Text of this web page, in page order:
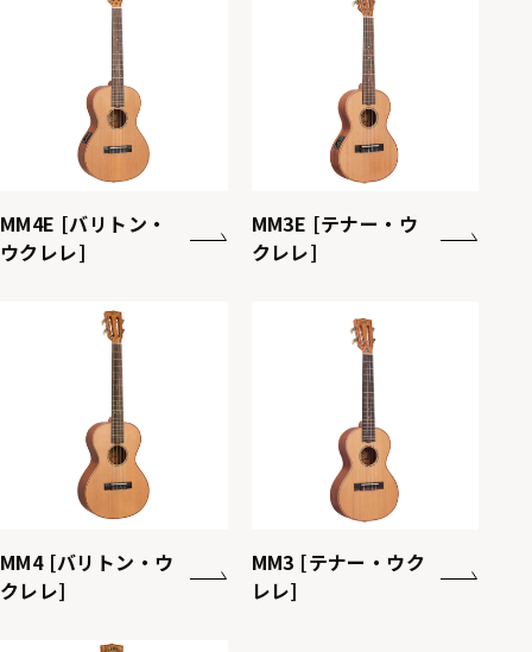
MM4E [バリトン・
ウクレレ]
MM3E [テナー・ウ
クレレ]
MM4 [バリトン・ウ
クレレ]
MM3 [テナー・ウク
レレ]